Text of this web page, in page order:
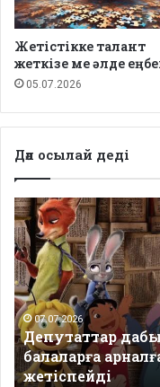
Жетістікке талант
жеткізе ме әлде
05.07.2026
Дәл осылай деді
Депутаттар
дабыл
қақты:
Қазақстанда
балаларға
арналған
сапалы
қазақша
контент
жетіспейді
07.07.2026
Депутаттар дабыл
балаларға
жетіспейді